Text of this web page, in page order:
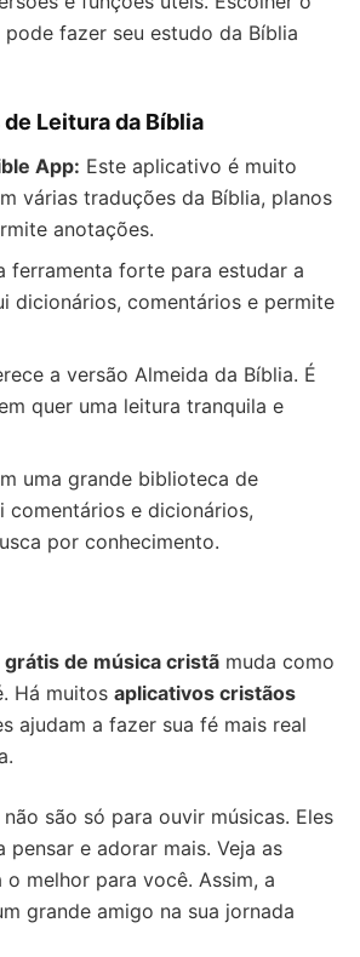
fazer seu estudo da Bíblia
Leitura da Bíblia
App: Este aplicativo é muito
várias traduções da Bíblia, planos
anotações.
ferramenta forte para estudar a
dicionários, comentários e permite
a versão Almeida da Bíblia. É
quer uma leitura tranquila e
uma grande biblioteca de
comentários e dicionários,
por conhecimento.
de música cristã muda como
Há muitos aplicativos cristãos
ajudam a fazer sua fé mais real
são só para ouvir músicas. Eles
pensar e adorar mais. Veja as
melhor para você. Assim, a
grande amigo na sua jornada